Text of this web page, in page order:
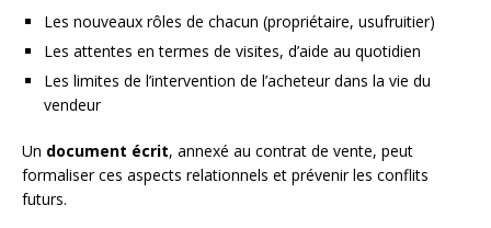
Les nouveaux rôles de chacun (propriétaire, usufruitier)
Les attentes en termes de visites, d’aide au quotidien
Les limites de l’intervention de l’acheteur dans la vie du
vendeur
Un document écrit, annexé au contrat de vente, peut
formaliser ces aspects relationnels et prévenir les conflits
futurs.